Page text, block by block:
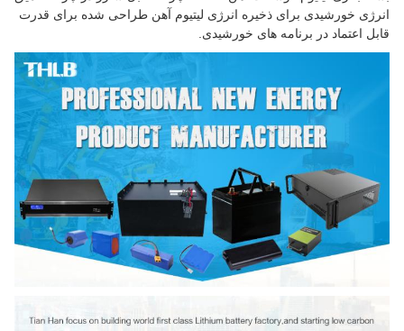
انرژی خورشیدی برای ذخیره انرژی لیتیوم آهن طراحی شده برای قدرت
قابل اعتماد در برنامه های خورشیدی.